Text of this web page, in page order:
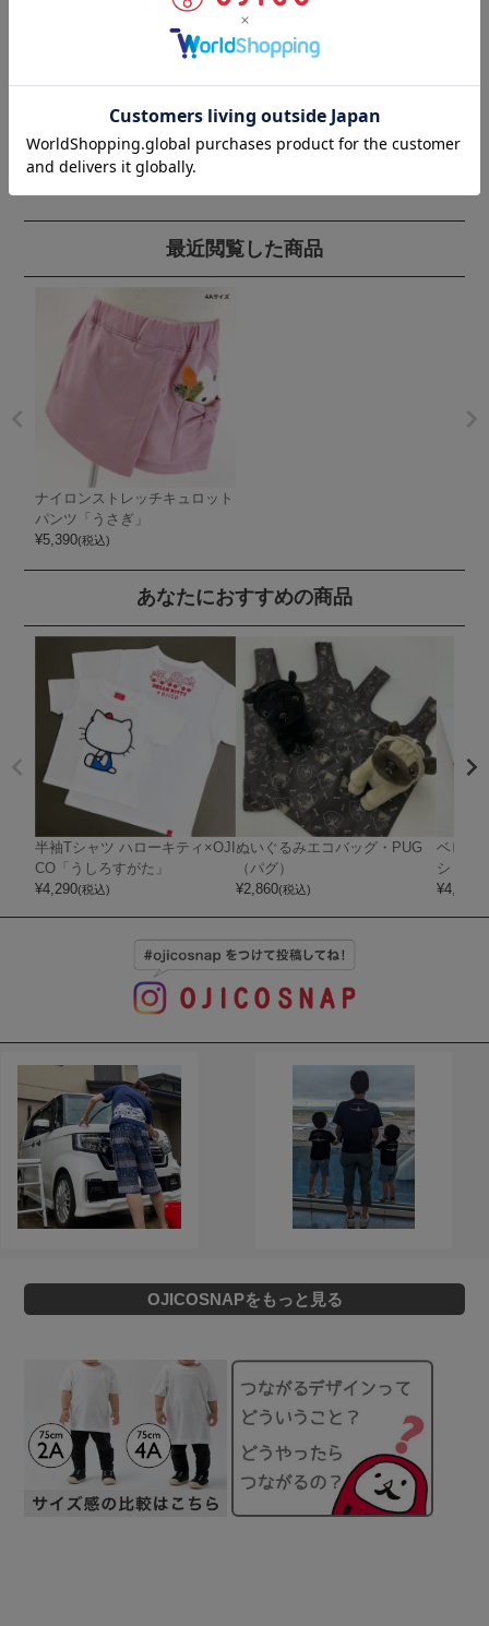
最近閲覧した商品
ナイロンストレッチキュロット
パンツ「うさぎ」
¥5,390(税込)
あなたにおすすめの商品
半袖Tシャツ ハローキティ×OJI
CO「うしろすがた」
¥4,290(税込)
ぬいぐるみエコバッグ・PUG
（パグ）
¥2,860(税込)
ベビー
ション
¥4,950
OJICOSNAPをもっと見る